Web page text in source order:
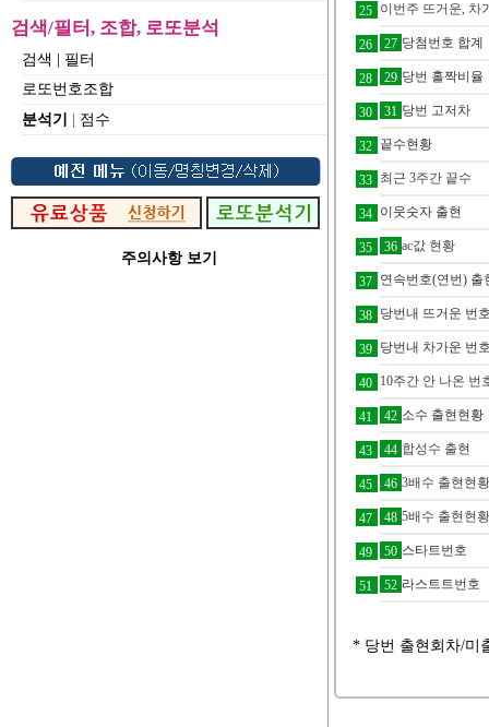
검색/필터, 조합, 로또분석
검색
필터
로또번호조합
분석기
점수
주의사항 보기
25 이번주 뜨거운, 차
26 27 당첨번호 합계
28 29 당번 홀짝비율
30 31 당번 고저차
32 끝수현황
33 최근 3주간 끝수
34 이웃숫자 출현
35 36 ac값 현황
37 연속번호(연번) 출
38 당번내 뜨거운 번
39 당번내 차가운 번
40 10주간 안 나온 번
41 42 소수 출현현황
43 44 합성수 출현
45 46 3배수 출현현황
47 48 5배수 출현현황
49 50 스타트번호
51 52 라스트트번호
* 당번 출현회차/미